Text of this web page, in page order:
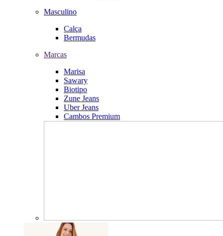
Masculino
Calça
Bermudas
Marcas
Marisa
Sawary
Biotipo
Zune Jeans
Uber Jeans
Cambos Premium